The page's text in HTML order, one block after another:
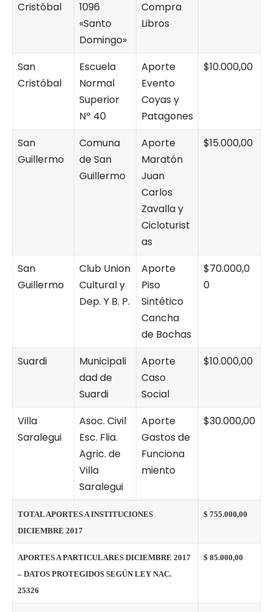
Cristóbal
1096
«Santo
Domingo»
Compra
Libros
San
Cristóbal
Escuela
Normal
Superior
Nº 40
Aporte
Evento
Coyas y
Patagones
$10.000,00
San
Guillermo
Comuna
de San
Guillermo
Aporte
Maratón
Juan
Carlos
Zavalla y
Cicloturist
as
$15.000,00
San
Guillermo
Club Union
Cultural y
Dep. Y B. P.
Aporte
Piso
Sintético
Cancha
de Bochas
$70.000,0
0
Suardi
Municipali
dad de
Suardi
Aporte
Caso
Social
$10.000,00
Villa
Saralegui
Asoc. Civil
Esc. Flia.
Agric. de
Villa
Saralegui
Aporte
Gastos de
Funciona
miento
$30.000,00
TOTAL APORTES A INSTITUCIONES
DICIEMBRE 2017
$ 755.000,00
APORTES A PARTICULARES DICIEMBRE 2017
– DATOS PROTEGIDOS SEGÚN LEY NAC.
25326
$ 85.000,00